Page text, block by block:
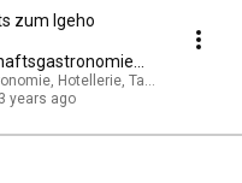
zum Igeho
Hotellerie, Take-away und
3 years ago